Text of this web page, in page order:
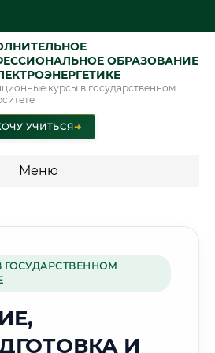
ОБРАЗОВАНИЕ
курсы в государственном
УЧИТЬСЯ➜
Меню
🌿
Г. ЧЕБОКСАРЫ
ГОСУДАРСТВЕННОМ
И